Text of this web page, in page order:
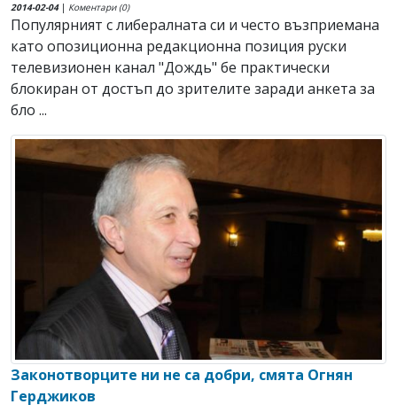
2014-02-04| Коментари (0)
Популярният с либералната си и често възприемана
като опозиционна редакционна позиция руски
телевизионен канал "Дождь" бе практически
блокиран от достъп до зрителите заради анкета за
бло ...
Законотворците ни не са добри, смята Огнян
Герджиков